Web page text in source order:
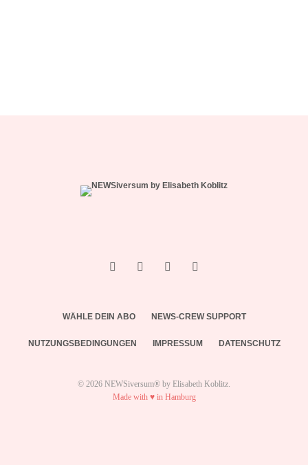
WÄHLE DEIN ABO NEWS-CREW SUPPORT
NUTZUNGSBEDINGUNGEN IMPRESSUM DATENSCHUTZ
© 2026 NEWSiversum® by Elisabeth Koblitz.
Made with ♥ in Hamburg